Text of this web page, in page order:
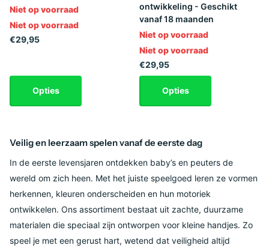
Niet op voorraad
Niet op voorraad
€29,95
Opties
ontwikkeling - Geschikt
vanaf 18 maanden
Niet op voorraad
Niet op voorraad
€29,95
Opties
Veilig en leerzaam spelen vanaf de eerste dag
In de eerste levensjaren ontdekken baby’s en peuters de
wereld om zich heen. Met het juiste speelgoed leren ze vormen
herkennen, kleuren onderscheiden en hun motoriek
ontwikkelen. Ons assortiment bestaat uit zachte, duurzame
materialen die speciaal zijn ontworpen voor kleine handjes. Zo
speel je met een gerust hart, wetend dat veiligheid altijd